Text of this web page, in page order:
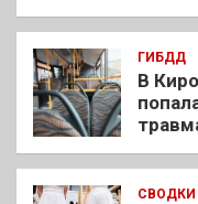
ГИБДД
В
СВОДКИ